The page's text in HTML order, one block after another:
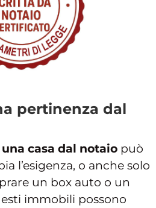
pertinenza dal
casa dal notaio può
l’esigenza, o anche solo
un box auto o un
immobili possono